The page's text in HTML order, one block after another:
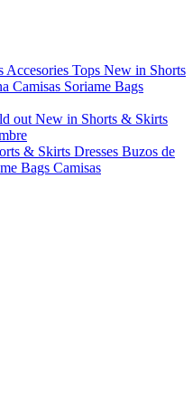
Accesories Tops New in Shorts
Camisas Soriame Bags
out New in Shorts & Skirts
& Skirts Dresses Buzos de
Bags Camisas